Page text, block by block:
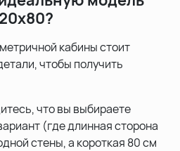
кабины стоит
чтобы получить
что вы выбираете
(где длинная сторона
стены, а короткая 80 см